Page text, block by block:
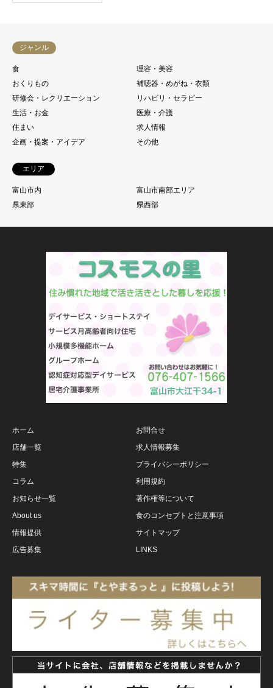
ジャンル
食
理容・美容
おくりもの
補聴器・めがね・衣類
研修会・レクリエーション
リハビリ・セラピー
生活・お金
医療・介護
住まい
求人情報
企画・提案・アイデア
その他
エリア
富山市内
富山市南部エリア
県東部
県西部
ホーム
店舗一覧
特集
コラム
お知らせ一覧
About us
情報提供
広告募集
お問合せ
求人情報募集
プライバシーポリシー
利用規約
著作権等について
食のコンセプトと注意事項
サイトマップ
LINKS